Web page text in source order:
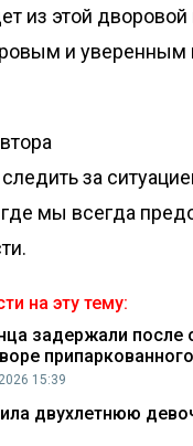
из этой
и уверенным
за
мы всегда
на эту тему:
задержали после
15:39
двухлетнюю